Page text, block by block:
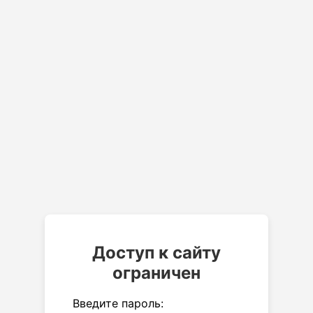
Доступ к сайту
ограничен
Введите пароль: